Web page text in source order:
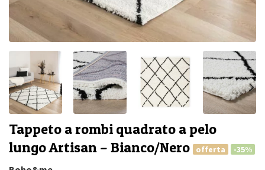
Tappeto a rombi quadrato a pelo
lungo Artisan – Bianco/Nero
offerta -35%